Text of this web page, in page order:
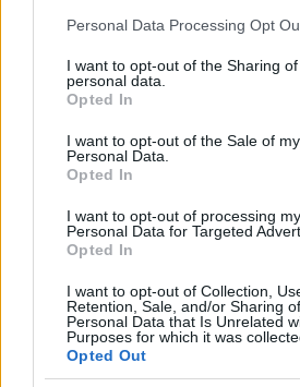
Please note that this website/app
not limited to your visit or usage
grant or deny consent to Google and
use your data for below specified
consent section.
Personal Data Processing Opt
I want to opt-out of the Sharing
personal data.
Opted In
I want to opt-out of the Sale of my
Personal Data.
Opted In
I want to opt-out of processing my
Personal Data for Targeted
Opted In
I want to opt-out of Collection,
Retention, Sale, and/or Sharing
Personal Data that Is Unrelated
Purposes for which it was
Opted Out
aranybarnánál világosabb,
pedig aranybarnánál sötétebb,
alatt, így lelki békénk megőrzése
A masszát az előkészített
miliméter magasságban
kiöntjük. Miután ideális szín
szilárdul, járjon a kezünk,
kárba vész, a lábast pedig
áztatással töltött napok után
karamella édes fogságából. A
sütőpapíron megszilárdulni,
vághatóvá válik.